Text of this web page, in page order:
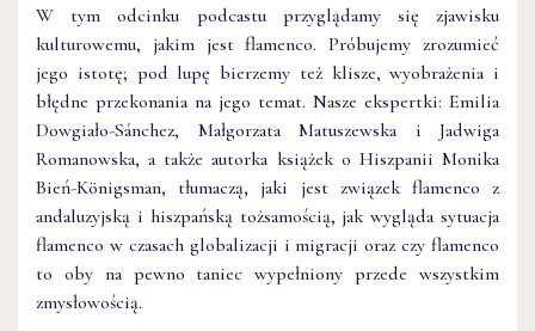
W tym odcinku podcastu przyglądamy się zjawisku
kulturowemu, jakim jest flamenco. Próbujemy zrozumieć
jego istotę; pod lupę bierzemy też klisze, wyobrażenia i
błędne przekonania na jego temat. Nasze ekspertki: Emilia
Dowgiało-Sánchez, Małgorzata Matuszewska i Jadwiga
Romanowska, a także autorka książek o Hiszpanii Monika
Bień-Königsman, tłumaczą, jaki jest związek flamenco z
andaluzyjską i hiszpańską tożsamością, jak wygląda sytuacja
flamenco w czasach globalizacji i migracji oraz czy flamenco
to oby na pewno taniec wypełniony przede wszystkim
zmysłowością.